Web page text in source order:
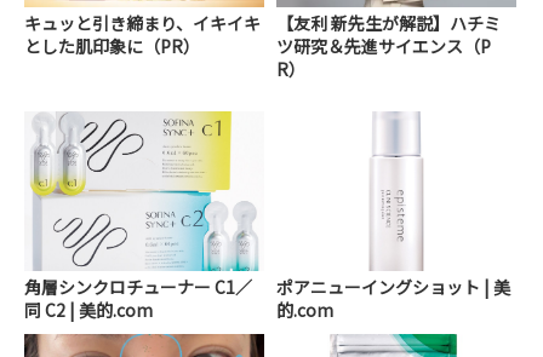
キュッと引き締まり、イキイキ
とした肌印象に（PR）
【友利 新先生が解説】ハチミ
ツ研究＆先進サイエンス（P
R）
角層シンクロチューナー C1／
同 C2 | 美的.com
ポアニューイングショット | 美
的.com